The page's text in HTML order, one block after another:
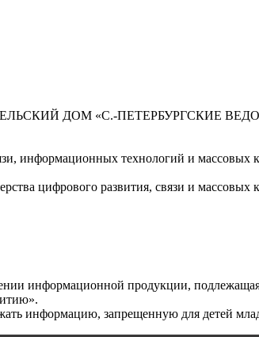
ДОМ «С.-ПЕТЕРБУРГСКИЕ
информационных технологий и массовых
цифрового развития, связи и
информационной продукции,
информацию, запрещенную для детей